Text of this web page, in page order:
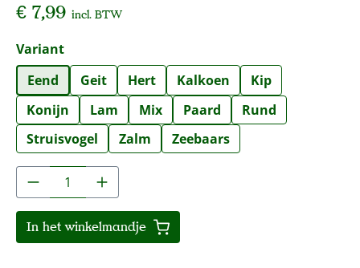
€ 7,99 incl. BTW
Selecteer
Variant
Eend
Geit Hert Kalkoen
Kip
Konijn
Lam Mix Paard
Rund
Struisvogel
Zalm Zeebaars
Producthoeveelheid: Voer de gewenste
In het winkelmandje